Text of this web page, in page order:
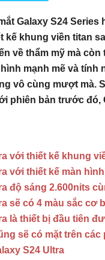
Galaxy S24
kế khung viền titan
về thẩm mỹ mà
mạnh mẽ và tính
vô cùng mượt mà.
phiên bản trước đó,
với thiết kế khung
với thiết kế màn
độ sáng 2.600nits
sẽ có 4 màu sắc cơ
là thiết bị đầu tiên
sẽ có mặt trên các
S24 Ultra